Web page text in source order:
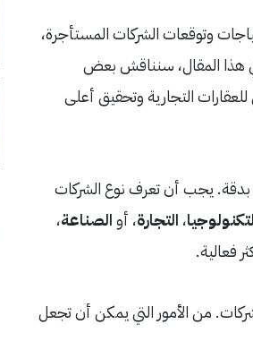
وتوقعات الشركات المستأجرة،
هذا المقال، سنناقش بعض
التجارية وتحقيق أعلى
بدقة. يجب أن تعرف نوع الشركات
، التجارة، أوالصناعة،
فعالية.
من الأمور التي يمكن أن تجعل